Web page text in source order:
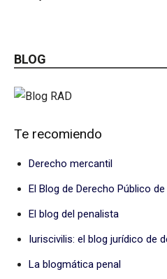
BLOG
Te recomiendo
Derecho mercantil
El Blog de Derecho Público
El blog del penalista
Iuriscivilis: el blog jurídico de
La blogmática penal